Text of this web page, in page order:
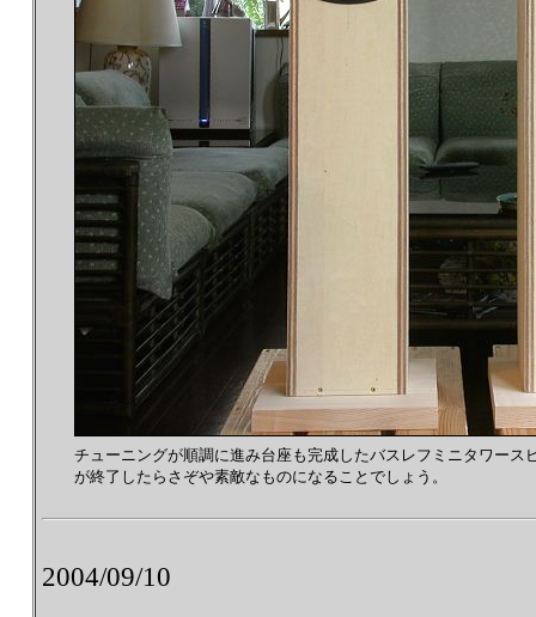
チューニングが順調に進み台座も完成したバスレフミニタワー
が終了したらさぞや素敵なものになることでしょう。
2004/09/10